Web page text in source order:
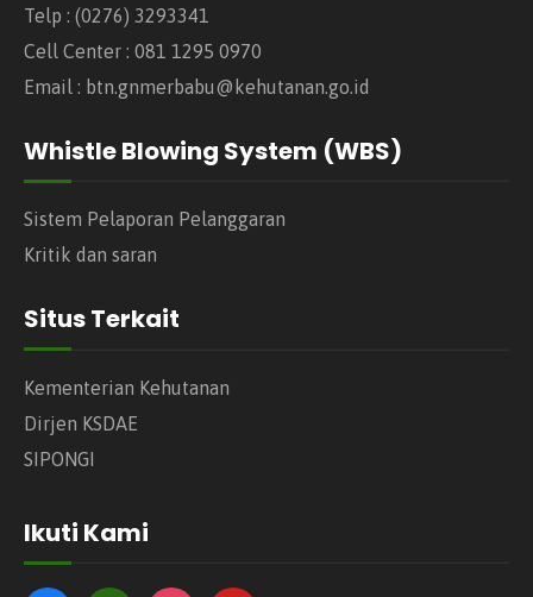
Telp : (0276) 3293341
Cell Center : 081 1295 0970
Email : btn.gnmerbabu@kehutanan.go.id
Whistle Blowing System (WBS)
Sistem Pelaporan Pelanggaran
Kritik dan saran
Situs Terkait
Kementerian Kehutanan
Dirjen KSDAE
SIPONGI
Ikuti Kami